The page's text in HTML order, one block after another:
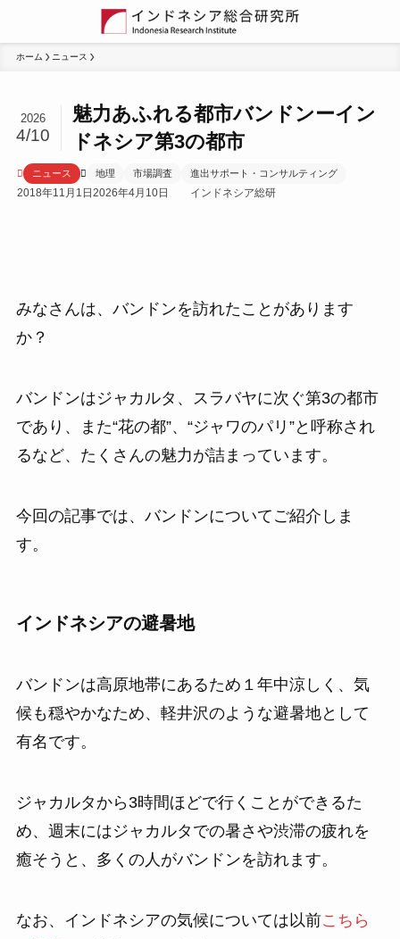
ホーム ニュース
魅力あふれる都市バンドンーイン
ドネシア第3の都市
2026
4/10
ニュース 地理 市場調査 進出サポート・コンサルティング
2018年11月1日2026年4月10日 インドネシア総研
みなさんは、バンドンを訪れたことがあります
か？
バンドンはジャカルタ、スラバヤに次ぐ第3の都市
であり、また“花の都”、“ジャワのパリ”と呼称され
るなど、たくさんの魅力が詰まっています。
今回の記事では、バンドンについてご紹介しま
す。
インドネシアの避暑地
バンドンは高原地帯にあるため１年中涼しく、気
候も穏やかなため、軽井沢のような避暑地として
有名です。
ジャカルタから3時間ほどで行くことができるた
め、週末にはジャカルタでの暑さや渋滞の疲れを
癒そうと、多くの人がバンドンを訪れます。
なお、インドネシアの気候については以前こちら